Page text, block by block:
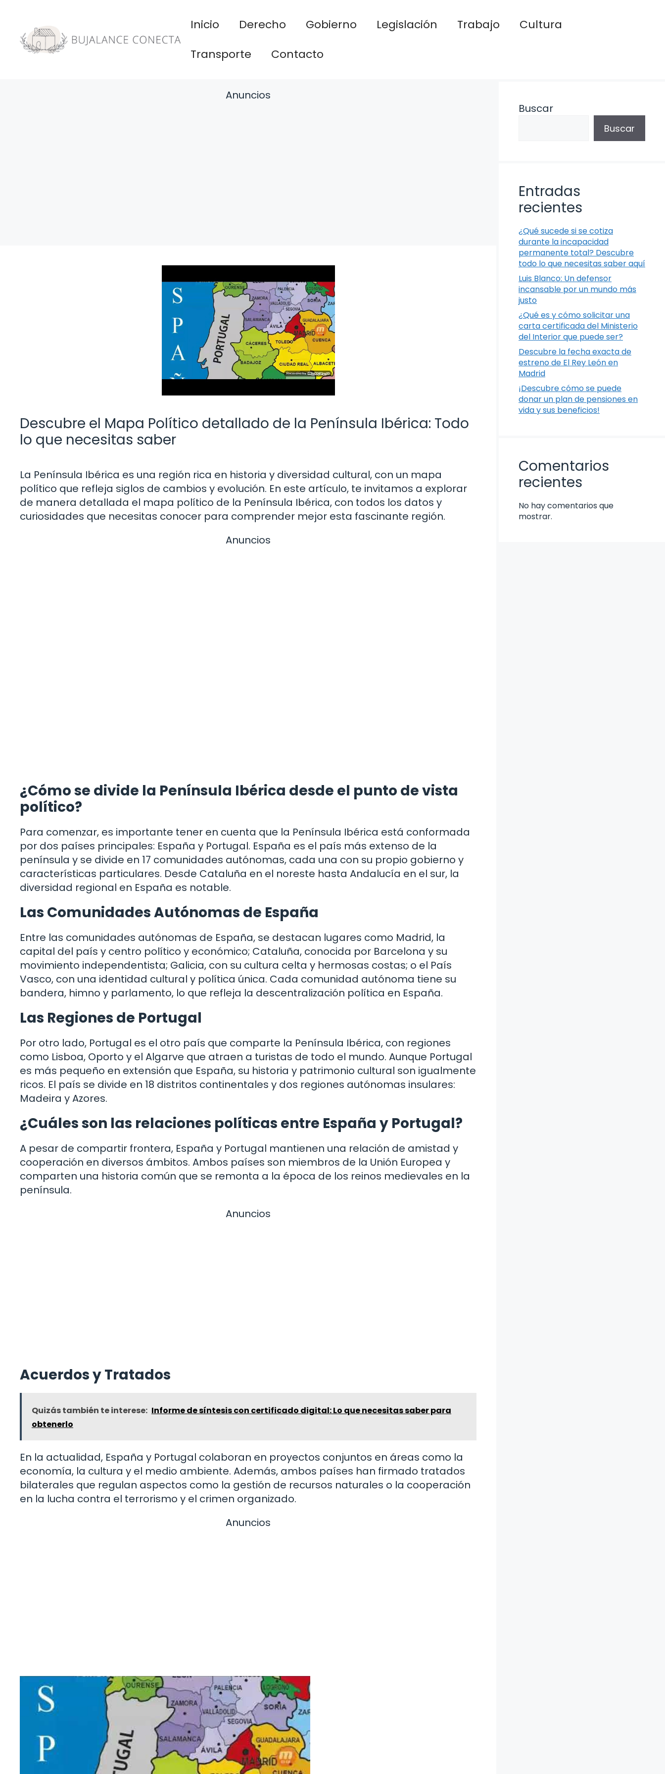
contenido
Inicio Derecho Gobierno Legislación Trabajo
Cultura
Transporte
Contacto
Anuncios
Descubre el Mapa Político detallado de la Península Ibérica: Todo
lo que necesitas saber
La Península Ibérica es una región rica en historia y diversidad cultural, con un mapa
político que refleja siglos de cambios y evolución. En este artículo, te invitamos a explorar
de manera detallada el mapa político de la Península Ibérica, con todos los datos y
curiosidades que necesitas conocer para comprender mejor esta fascinante región.
Anuncios
¿Cómo se divide la Península Ibérica desde el punto de vista
político?
Para comenzar, es importante tener en cuenta que la Península Ibérica está conformada
por dos países principales: España y Portugal. España es el país más extenso de la
península y se divide en 17 comunidades autónomas, cada una con su propio gobierno y
características particulares. Desde Cataluña en el noreste hasta Andalucía en el sur, la
diversidad regional en España es notable.
Las Comunidades Autónomas de España
Entre las comunidades autónomas de España, se destacan lugares como Madrid, la
capital del país y centro político y económico; Cataluña, conocida por Barcelona y su
movimiento independentista; Galicia, con su cultura celta y hermosas costas; o el País
Vasco, con una identidad cultural y política única. Cada comunidad autónoma tiene su
bandera, himno y parlamento, lo que refleja la descentralización política en España.
Las Regiones de Portugal
Por otro lado, Portugal es el otro país que comparte la Península Ibérica, con regiones
como Lisboa, Oporto y el Algarve que atraen a turistas de todo el mundo. Aunque Portugal
es más pequeño en extensión que España, su historia y patrimonio cultural son igualmente
ricos. El país se divide en 18 distritos continentales y dos regiones autónomas insulares:
Madeira y Azores.
¿Cuáles son las relaciones políticas entre España y Portugal?
A pesar de compartir frontera, España y Portugal mantienen una relación de amistad y
cooperación en diversos ámbitos. Ambos países son miembros de la Unión Europea y
comparten una historia común que se remonta a la época de los reinos medievales en la
península.
Anuncios
Acuerdos y Tratados
Quizás también te interese: Informe de síntesis con certificado digital: Lo que necesitas saber para
obtenerlo
En la actualidad, España y Portugal colaboran en proyectos conjuntos en áreas como la
economía, la cultura y el medio ambiente. Además, ambos países han firmado tratados
bilaterales que regulan aspectos como la gestión de recursos naturales o la cooperación
en la lucha contra el terrorismo y el crimen organizado.
Anuncios
Buscar
Buscar
Entradas
recientes
¿Qué sucede si se cotiza
durante la incapacidad
permanente total? Descubre
todo lo que necesitas saber aquí
Luis Blanco: Un defensor
incansable por un mundo más
justo
¿Qué es y cómo solicitar una
carta certificada del Ministerio
del Interior que puede ser?
Descubre la fecha exacta de
estreno de El Rey León en
Madrid
¡Descubre cómo se puede
donar un plan de pensiones en
vida y sus beneficios!
Comentarios
recientes
No hay comentarios que
mostrar.